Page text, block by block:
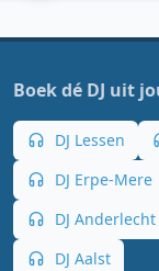
Boek dé DJ uit
DJ Lessen
DJ Erpe-Mere
DJ Anderlecht
DJ Aalst